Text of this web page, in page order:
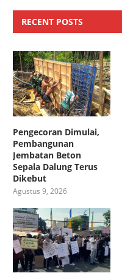
RECENT POSTS
Pengecoran Dimulai,
Pembangunan
Jembatan Beton
Sepala Dalung Terus
Dikebut
Agustus 9, 2026